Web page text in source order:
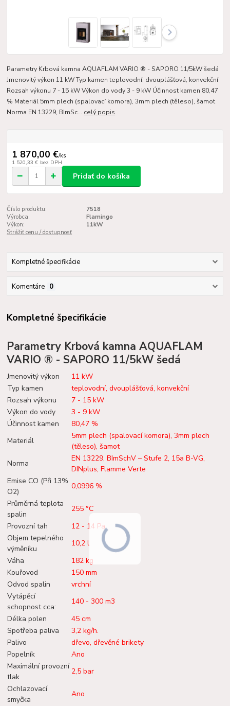
Parametry Krbová kamna AQUAFLAM VARIO ® - SAPORO 11/5kW šedá
Jmenovitý výkon 11 kW Typ kamen teplovodní, dvouplášťová, konvekční
Rozsah výkonu 7 - 15 kW Výkon do vody 3 - 9 kW Účinnost kamen 80,47
% Materiál 5mm plech (spalovací komora), 3mm plech (těleso), šamot
Norma EN 13229, BImSc... celý popis
1 870,00 €/ks
1 520,33 € bez DPH
Pridať do košíka
Číslo produktu:
7518
Výrobca:
Flamingo
Výkon:
11kW
Strážiť cenu / dostupnosť
Kompletné špecifikácie
Komentáre 0
Kompletné špecifikácie
Parametry Krbová kamna AQUAFLAM
VARIO ® - SAPORO 11/5kW šedá
Jmenovitý výkon
11 kW
Typ kamen
teplovodní, dvouplášťová, konvekční
Rozsah výkonu
7 - 15 kW
Výkon do vody
3 - 9 kW
Účinnost kamen
80,47 %
Materiál
5mm plech (spalovací komora), 3mm plech
(těleso), šamot
Norma
EN 13229, BImSchV – Stufe 2, 15a B-VG,
DINplus, Flamme Verte
Emise CO (Při 13%
O2)
0,0996 %
Průměrná teplota
spalin
255 °C
Provozní tah
12 - 14 Pa
Objem tepelného
výměníku
10,2 l
Váha
182 kg
Kouřovod
150 mm
Odvod spalin
vrchní
Vytápěcí
schopnost cca:
140 - 300 m3
Délka polen
45 cm
Spotřeba paliva
3,2 kg/h.
Palivo
dřevo, dřevěné brikety
Popelník
Ano
Maximální provozní
tlak
2,5 bar
Ochlazovací
smyčka
Ano